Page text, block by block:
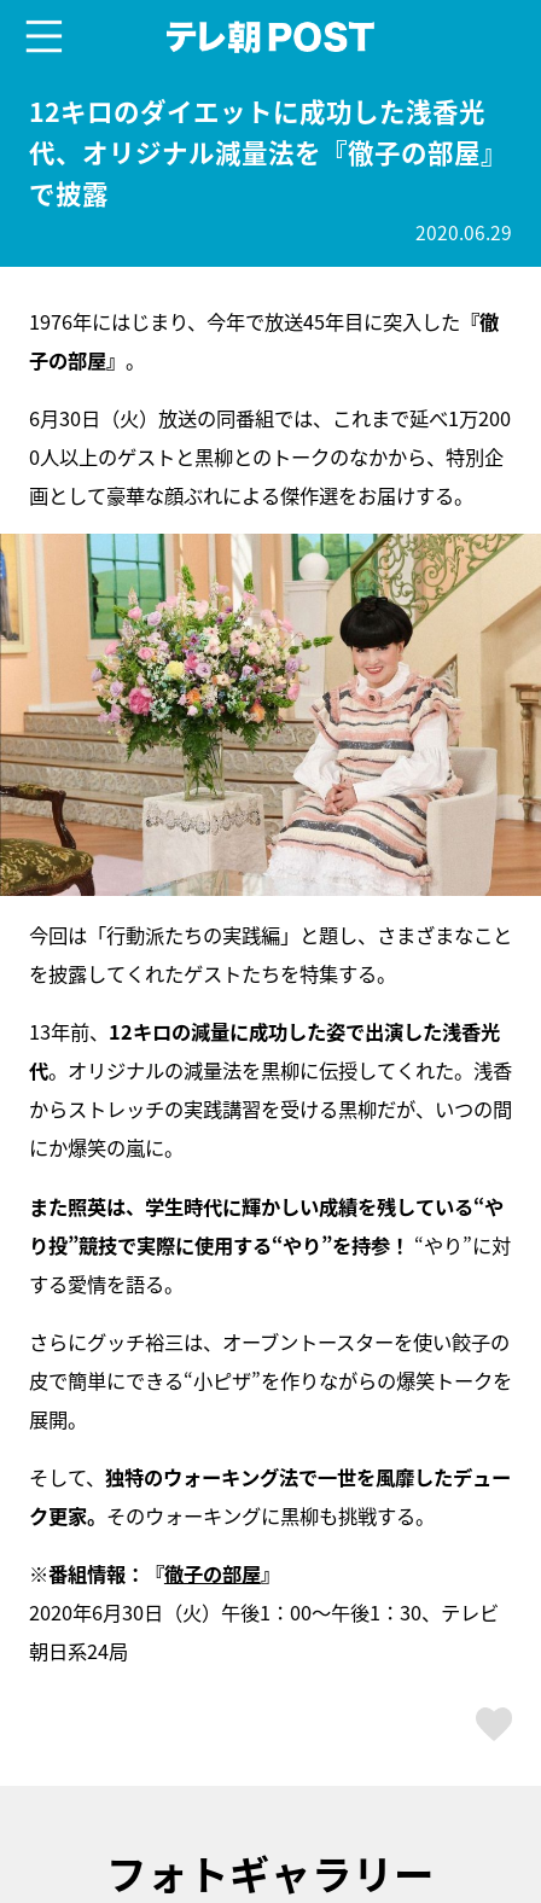
12キロのダイエットに成功した浅香光
代、オリジナル減量法を『徹子の部屋』
で披露
2020.06.29
1976年にはじまり、今年で放送45年目に突入した 『徹
子の部屋』 。
6月30日（火）放送の同番組では、これまで延べ1万200
0人以上のゲストと黒柳とのトークのなかから、特別企
画として豪華な顔ぶれによる傑作選をお届けする。
今回は「行動派たちの実践編」と題し、さまざまなこと
を披露してくれたゲストたちを特集する。
13年前、 12キロの減量に成功した姿で出演した浅香光
代。オリジナルの減量法を黒柳に伝授してくれた。浅香
からストレッチの実践講習を受ける黒柳だが、いつの間
にか爆笑の嵐に。
また照英は、学生時代に輝かしい成績を残している“や
り投”競技で実際に使用する“やり”を持参！ “やり”に対
する愛情を語る。
さらにグッチ裕三は、オーブントースターを使い餃子の
皮で簡単にできる“小ピザ”を作りながらの爆笑トークを
展開。
そして、 独特のウォーキング法で一世を風靡したデュー
ク更家。 そのウォーキングに黒柳も挑戦する。
※番組情報：『徹子の部屋』
2020年6月30日（火）午後1：00～午後1：30、テレビ
朝日系24局
フォトギャラリー